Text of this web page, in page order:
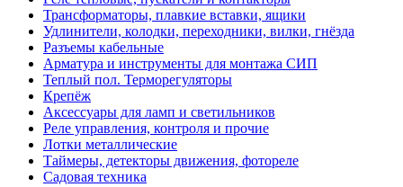
Трансформаторы, плавкие вставки, ящики
Удлинители, колодки, переходники, вилки, гнёзда
Разъемы кабельные
Арматура и инструменты для монтажа СИП
Теплый пол. Терморегуляторы
Крепёж
Аксессуары для ламп и светильников
Реле управления, контроля и прочие
Лотки металлические
Таймеры, детекторы движения, фотореле
Садовая техника